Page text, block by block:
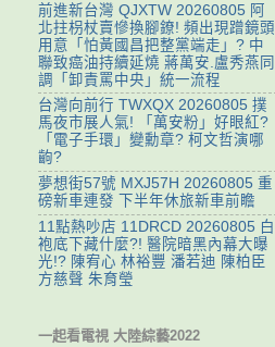
前進新台灣 QJXTW 20260805 阿
北拄枴杖賣慘換腳鐐! 頻出現蹭鏡頭
用意「怕黃國昌把整黨端走」? 中
聯致癌油持續延燒 蔣萬安.盧秀燕同
調「卸責罵中央」統一流程
台灣向前行 TWXQX 20260805 撲
馬夜市展人氣! 「萬安粉」好眼紅?
「電子手環」變勳章? 柯文哲演哪
齣?
夢想街57號 MXJ57H 20260805 重
磅新車連發 下半年休旅新車前瞻
11點熱吵店 11DRCD 20260805 白
袍底下藏什麼?! 醫院暗黑內幕大曝
光!? 陳宥心 林裕豐 潘若迪 陳柏臣
方慈聲 朱育瑩
一起看電視 大陸綜藝2022